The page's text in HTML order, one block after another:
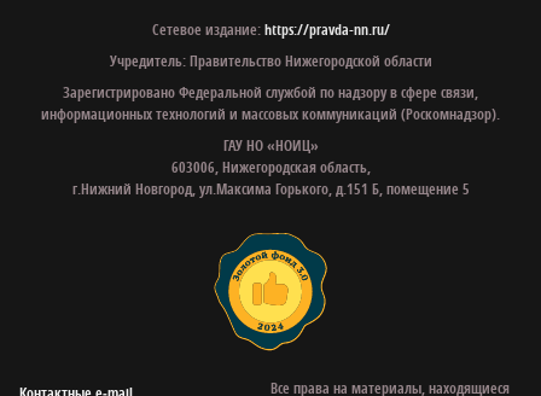
Сетевое издание:https://pravda-nn.ru/
Учредитель: Правительство Нижегородской области
Зарегистрировано Федеральной службой по надзору в сфере связи,
информационных технологий и массовых коммуникаций (Роскомнадзор).
ГАУ НО «НОИЦ»
603006, Нижегородская область,
г.Нижний Новгород, ул.Максима Горького, д.151 Б, помещение 5
Все права на материалы, находящиеся